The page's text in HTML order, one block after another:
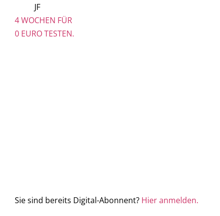
JF
4 WOCHEN FÜR
0 EURO TESTEN.
Sie sind bereits Digital-Abonnent? Hier anmelden.